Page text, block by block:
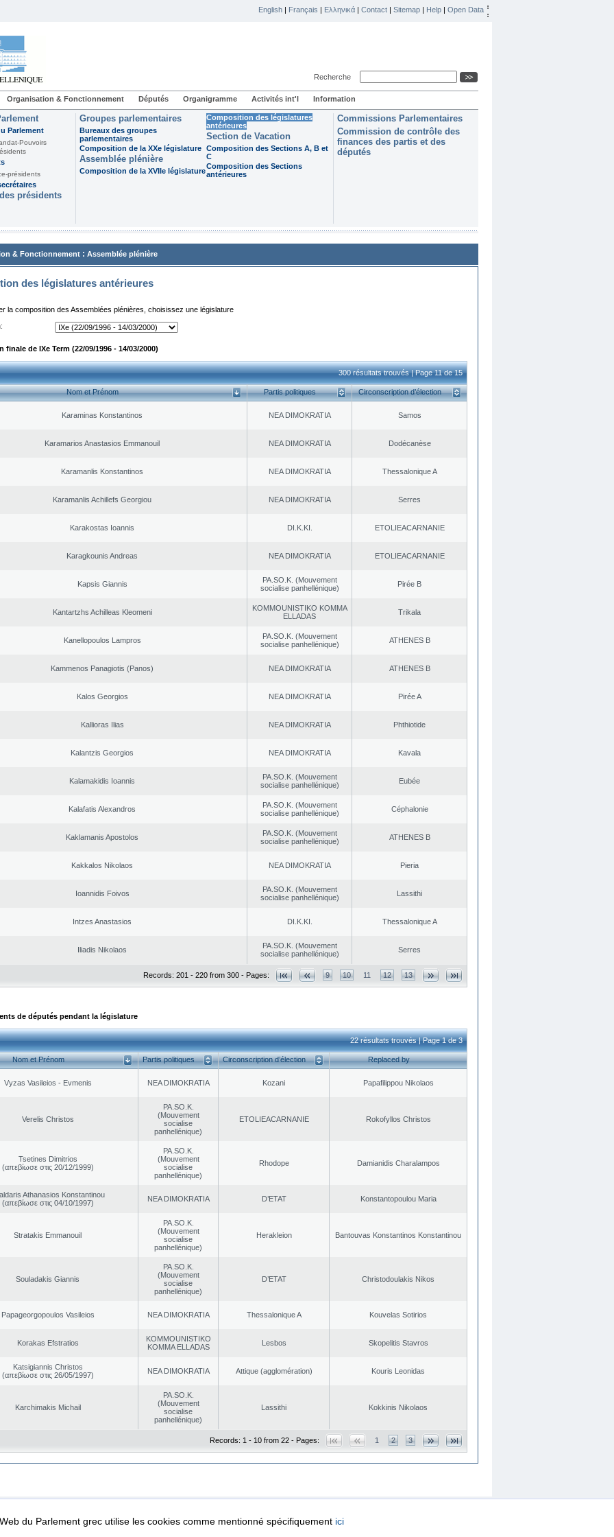
English | Français | Ελληνικά | Contact | Sitemap | Help | Open Data
Recherche
Organisation & Fonctionnement Députés Organigramme Activités int'l Information
Parlement
Pouvoirs
présidents
présidents
Groupes parlementaires
Bureaux des groupes
parlementaires
Composition de la XXe législature
Assemblée plénière
Composition de la XVIIe législature
Composition des législatures
antérieures
Section de Vacation
Composition des Sections A, B et
C
Composition des Sections
antérieures
Commissions Parlementaires
Commission de contrôle des
finances des partis et des
députés
& Fonctionnement : Assemblée plénière
des législatures antérieures
la composition des Assemblées plénières, choisissez une législature
finale de IXe Term (22/09/1996 - 14/03/2000)
300 résultats trouvés | Page 11 de 15
Nom et Prénom Partis politiques Circonscription d’élection
Karaminas Konstantinos NEA DΙMOKRATIA Samos
Karamarios Anastasios Emmanouil NEA DΙMOKRATIA Dodécanèse
Karamanlis Konstantinos NEA DΙMOKRATIA Thessalonique A
Karamanlis Achillefs Georgiou NEA DΙMOKRATIA Serres
Karakostas Ioannis DI.K.KI. EΤOLIEACARNANIE
Karagkounis Andreas NEA DΙMOKRATIA EΤOLIEACARNANIE
Kapsis Giannis
PA.SO.K. (Mouvement
socialise panhellénique)
Pirée B
Kantartzhs Achilleas Kleomeni
KOMMOUNISTIKO KOMMA
ELLADAS
Trikala
Kanellopoulos Lampros
PA.SO.K. (Mouvement
socialise panhellénique)
ATHENES Β
Kammenos Panagiotis (Panos) NEA DΙMOKRATIA ATHENES Β
Kalos Georgios NEA DΙMOKRATIA Pirée A
Kallioras Ilias NEA DΙMOKRATIA Phthiotide
Kalantzis Georgios NEA DΙMOKRATIA Kavala
Kalamakidis Ioannis
PA.SO.K. (Mouvement
socialise panhellénique)
Eubée
Kalafatis Alexandros
PA.SO.K. (Mouvement
socialise panhellénique)
Céphalonie
Kaklamanis Apostolos
PA.SO.K. (Mouvement
socialise panhellénique)
ATHENES Β
Kakkalos Nikolaos NEA DΙMOKRATIA Pieria
Ioannidis Foivos
PA.SO.K. (Mouvement
socialise panhellénique)
Lassithi
Intzes Anastasios DI.K.KI. Thessalonique A
Iliadis Nikolaos
PA.SO.K. (Mouvement
socialise panhellénique)
Serres
Records: 201 - 220 from 300 - Pages: 9 10 11 12 13
de députés pendant la législature
22 résultats trouvés | Page 1 de 3
Nom et Prénom Partis politiques Circonscription d’élection Replaced by
Vyzas Vasileios - Evmenis NEA DΙMOKRATIA Kozani Papafilippou Nikolaos
Verelis Christos
PA.SO.K.
(Mouvement
socialise
panhellénique)
EΤOLIEACARNANIE Rokofyllos Christos
Tsetines Dimitrios
(απεβίωσε στις 20/12/1999)
PA.SO.K.
(Mouvement
socialise
panhellénique)
Rhodope Damianidis Charalampos
Athanasios Konstantinou
(απεβίωσε στις 04/10/1997)
NEA DΙMOKRATIA D’ETAT Konstantopoulou Maria
Stratakis Emmanouil
PA.SO.K.
(Mouvement
socialise
panhellénique)
Herakleion Bantouvas Konstantinos Konstantinou
Souladakis Giannis
PA.SO.K.
(Mouvement
socialise
panhellénique)
D’ETAT Christodoulakis Nikos
Papageorgopoulos Vasileios NEA DΙMOKRATIA Thessalonique A Kouvelas Sotirios
Korakas Efstratios
KOMMOUNISTIKO
KOMMA ELLADAS
Lesbos Skopelitis Stavros
Katsigiannis Christos
(απεβίωσε στις 26/05/1997)
NEA DΙMOKRATIA Αttique (agglomération) Kouris Leonidas
Karchimakis Michail
PA.SO.K.
(Mouvement
socialise
panhellénique)
Lassithi Kokkinis Nikolaos
Records: 1 - 10 from 22 - Pages: 1 2 3
Protection Security & Access
du Parlement grec utilise les cookies comme mentionné spécifiquement ici